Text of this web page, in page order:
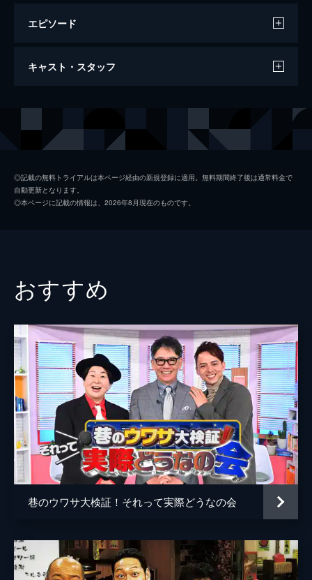
エピソード
#1 MCカズレーザーの新番組始動！衝撃の
のAI顔認証▼ミリ単位の運転ワザVS激セマ
▼令和クレーンゲーム頂点サマNO.1決定戦
#2 衝撃ワザに人生懸けた頂点サマが
続々！SnowMan阿部も大熱狂
予約4年待ち！世界のミシュラン店絶賛…幻
#3 紙飛行機100m飛ばせ！専門家集結
で“江戸川横断チャレンジ”
保持者＆東大教授＆ゴムパチンコ達人ら集
結…前代未聞の川横断チャレンジ■数珠繋ぎ
で隠れ名店発掘＆門外不出のレシピ大公開!?
50分
#4 同業者からも依頼殺到！奇跡の修復職
人スゴ技大連発SP
ボロボロ服が新品同然？洋服直し頂点サマの
衝撃修復ワザ▼傷ついた“一生モノ”のバッグ
が蘇る！革職人の超絶リペア技術▼家庭でも
マネできる！依頼殺到の匠の凄ワザとは？
#5 生活激変!?家でマネ出来る頂点テク＆
醤油シミを瞬殺！シミ抜き革命児の衝撃テク
▼“捨てない片付け”で激変！大家族のカオス
部屋丸ごと救出▼全国の名店が唸る“頂点メ
キャスト・スタッフ
◎記載の無料トライアルは本ページ経由の新規登録に適用。無料期間終了後は通常料金で
自動更新となります。
◎本ページに記載の情報は、2026年8月現在のものです。
おすすめ
巷のウワサ大検証！それって実際どうなの会